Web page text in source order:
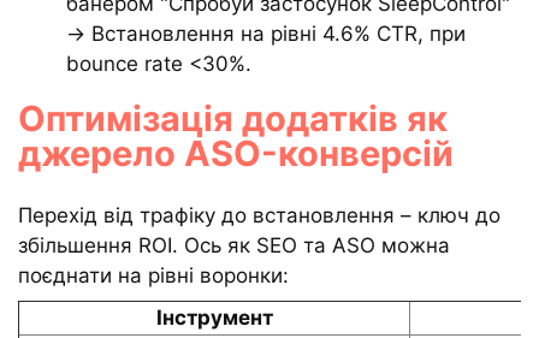
→ Встановлення на рівні 4.6% CTR, при
bounce rate <30%.
Оптимізація додатків як
джерело ASO-конверсій
Перехід від трафіку до встановлення – ключ до
збільшення ROI. Ось як SEO та ASO можна
поєднати на рівні воронки:
Інструмент